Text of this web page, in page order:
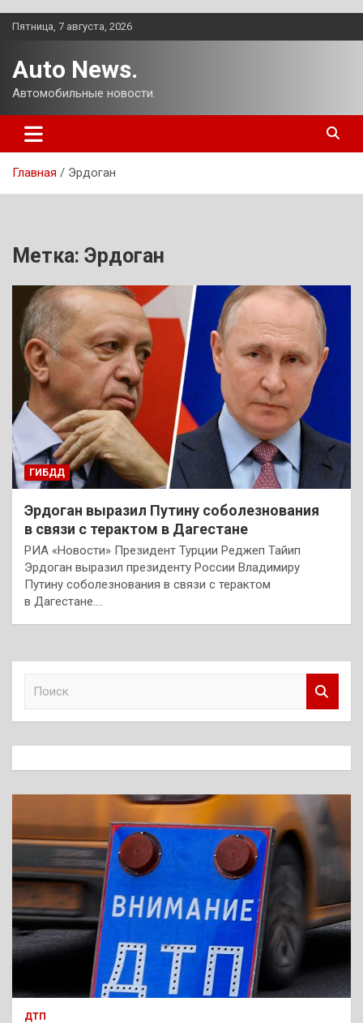
Перейти
Пятница, 7 августа, 2026
Auto News.
Автомобильные новости.
Главная Эрдоган
Метка: Эрдоган
ГИБДД
Эрдоган выразил Путину соболезнования
в связи с терактом в Дагестане
РИА «Новости» Президент Турции Реджеп Тайип
Эрдоган выразил президенту России Владимиру
Путину соболезнования в связи с терактом
в Дагестане.…
к
ДТП